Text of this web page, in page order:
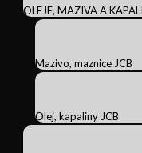
OLEJE, MAZIVA A
Mazivo, maznice JCB
Olej, kapaliny JCB